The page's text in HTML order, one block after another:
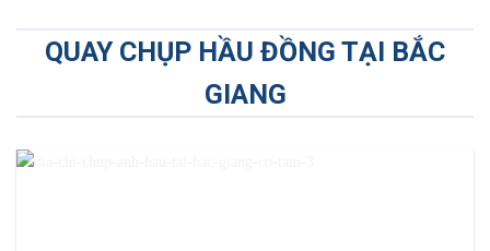
QUAY CHỤP HẦU ĐỒNG TẠI BẮC
GIANG